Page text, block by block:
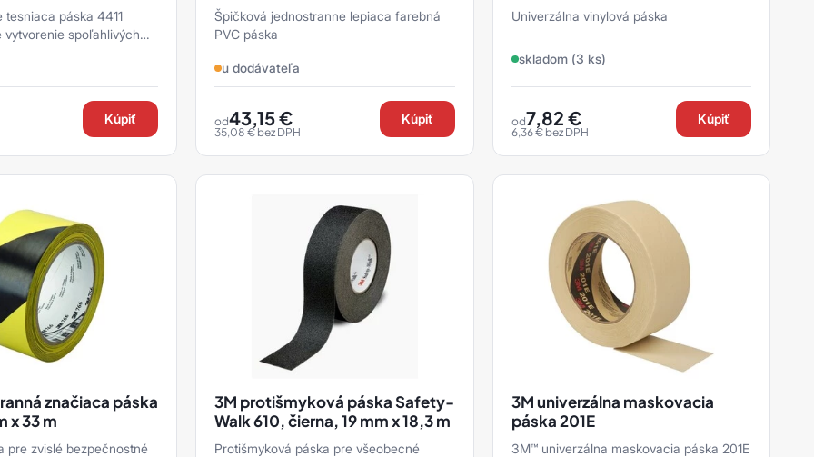
tesniaca páska 4411
vytvorenie spoľahlivých
...
Kúpiť
Špičková jednostranne lepiaca farebná
PVC páska
u dodávateľa
od43,15€
35,08€ bez DPH
Kúpiť
Univerzálna vinylová páska
skladom (3 ks)
od7,82 €
6,36€bez DPH
Kúpiť
značiaca páska
x 33 m
pre zvislé bezpečnostné
3M protišmyková páska Safety-
Walk 610, čierna, 19 mm x 18,3 m
Protišmyková páska pre všeobecné
3M univerzálna maskovacia
páska 201E
3M™ univerzálna maskovacia páska 201E